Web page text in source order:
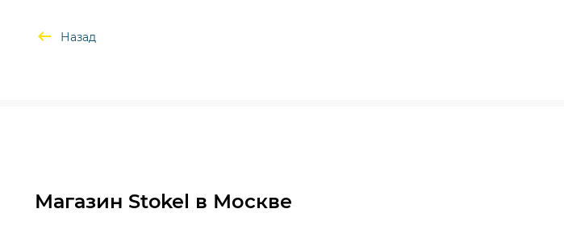
Назад
Магазин Stokel в Москве